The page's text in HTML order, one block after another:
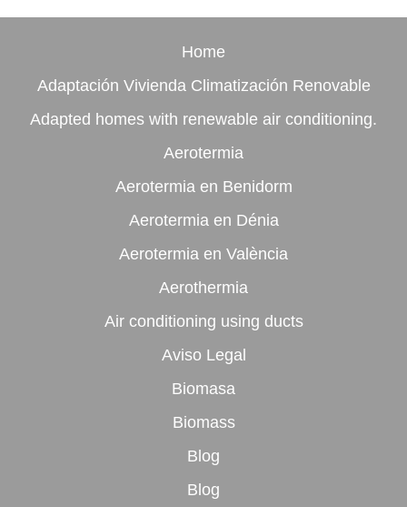
Home
Adaptación Vivienda Climatización Renovable
Adapted homes with renewable air conditioning.
Aerotermia
Aerotermia en Benidorm
Aerotermia en Dénia
Aerotermia en València
Aerothermia
Air conditioning using ducts
Aviso Legal
Biomasa
Biomass
Blog
Blog